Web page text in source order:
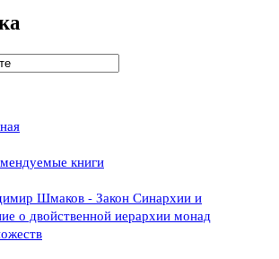
книги
Шмаков - Закон Синархии и
о двойственной иерархии монад